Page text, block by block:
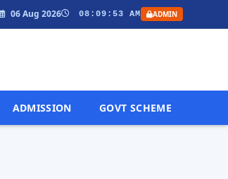
- GET LATEST SARKARI RESULT,
06 Aug 2026 08:09:54 AM ADMIN
ADMISSION GOVT SCHEME